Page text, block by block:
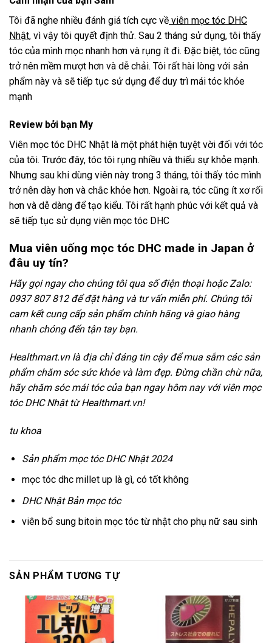
Tôi đã nghe nhiều đánh giá tích cực về viên mọc tóc DHC
Nhật, vì vậy tôi quyết định thử. Sau 2 tháng sử dụng, tôi thấy
tóc của mình mọc nhanh hơn và rụng ít đi. Đặc biệt, tóc cũng
trở nên mềm mượt hơn và dễ chải. Tôi rất hài lòng với sản
phẩm này và sẽ tiếp tục sử dụng để duy trì mái tóc khỏe
mạnh
Review bởi bạn My
Viên mọc tóc DHC Nhật là một phát hiện tuyệt vời đối với tóc
của tôi. Trước đây, tóc tôi rụng nhiều và thiếu sự khỏe mạnh.
Nhưng sau khi dùng viên này trong 3 tháng, tôi thấy tóc mình
trở nên dày hơn và chắc khỏe hơn. Ngoài ra, tóc cũng ít xơ rối
hơn và dễ dàng để tạo kiểu. Tôi rất hạnh phúc với kết quả và
sẽ tiếp tục sử dụng viên mọc tóc DHC
Mua viên uống mọc tóc DHC made in Japan ở
đâu uy tín?
Hãy gọi ngay cho chúng tôi qua số điện thoại hoặc Zalo:
0937 807 812 để đặt hàng và tư vấn miễn phí. Chúng tôi
cam kết cung cấp sản phẩm chính hãng và giao hàng
nhanh chóng đến tận tay bạn.
Healthmart.vn là địa chỉ đáng tin cậy để mua sắm các sản
phẩm chăm sóc sức khỏe và làm đẹp. Đừng chần chừ nữa,
hãy chăm sóc mái tóc của bạn ngay hôm nay với viên mọc
tóc DHC Nhật từ Healthmart.vn!
tu khoa
Sản phẩm mọc tóc DHC Nhật 2024
mọc tóc dhc millet up là gì, có tốt không
DHC Nhật Bản mọc tóc
viên bổ sung bitoin mọc tóc từ nhật cho phụ nữ sau sinh
SẢN PHẨM TƯƠNG TỰ